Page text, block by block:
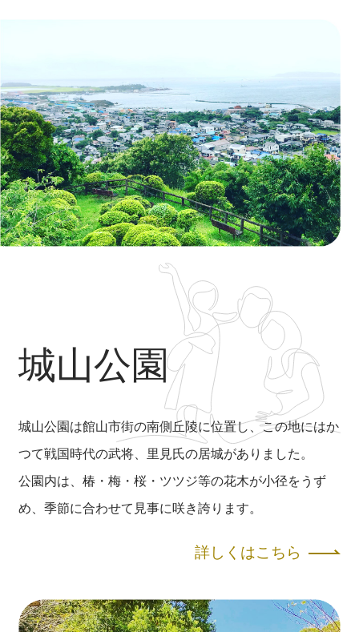
城山公園
城山公園は館山市街の南側丘陵に位置し、この地にはか
つて戦国時代の武将、里見氏の居城がありました。
公園内は、椿・梅・桜・ツツジ等の花木が小径をうず
め、季節に合わせて見事に咲き誇ります。
詳しくはこちら